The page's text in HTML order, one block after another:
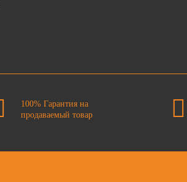
100% Гарантия на
продаваемый товар